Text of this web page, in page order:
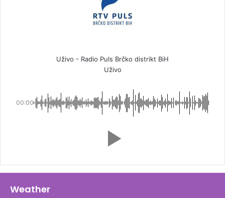
Uživo - Radio Puls Brčko distrikt BiH
Uživo
00:00
Weather